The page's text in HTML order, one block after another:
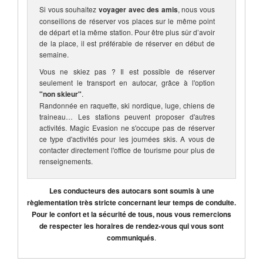
Si vous souhaitez voyager avec des amis, nous vous
conseillons de réserver vos places sur le même point
de départ et la même station. Pour être plus sûr d’avoir
de la place, il est préférable de réserver en début de
semaine.
Vous ne skiez pas ? Il est possible de réserver
seulement le transport en autocar, grâce à l'option
"non skieur".
Randonnée en raquette, ski nordique, luge, chiens de
traineau… Les stations peuvent proposer d'autres
activités. Magic Evasion ne s'occupe pas de réserver
ce type d'activités pour les journées skis. A vous de
contacter directement l'office de tourisme pour plus de
renseignements.
Les conducteurs des autocars sont soumis à une
règlementation très stricte concernant leur temps de conduite.
Pour le confort et la sécurité de tous, nous vous remercions
de respecter les horaires de rendez-vous qui vous sont
communiqués.